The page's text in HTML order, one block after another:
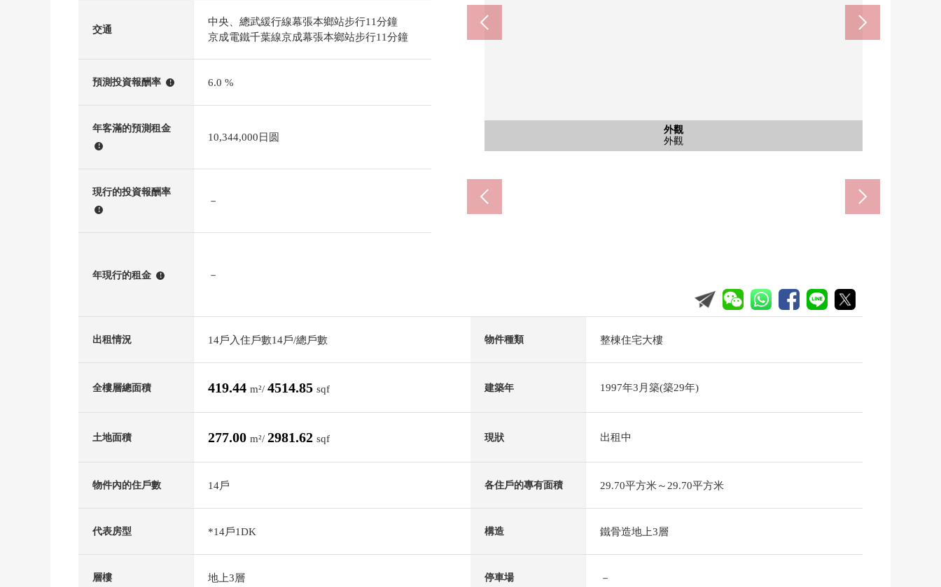
外觀
外觀
外觀
外觀
外觀
外觀
外觀
外觀
共有部分
在1樓以外的走廊
共有部分
在2樓以外的走廊
共有部分
在3樓以外的走廊
共有部分
室外樓梯
共有部分
共有部分
共有部分
垃圾場地
含有前面道路的外觀
前面道路
含有前面道路的外觀
前面道路
幕張本鄉站(JR總武本線)(約820m)
步行11分鐘。
京成幕張本鄉站(京成千葉線)(約820m)
步行11分鐘。
Lawson商店100幕張本鄉商店(約650m)
步行9分鐘。
永旺TOWN幕張西(約740m)
步行10分鐘。
業務超市幕張本鄉商店(約650m)
步行9分鐘。
懷斯市場幕張本鄉商店(約660m)
步行9分鐘。
藥之福太郎幕張本鄉商店(約630m)
步行8分鐘。
交通
中央、總武緩行線幕張本鄉站步行11分鐘
京成電鐵千葉線京成幕張本鄉站步行11分鐘
預測投資報酬率 ! 6.0 %
年客滿的預測租金
!
10,344,000日圆
現行的投資報酬率
!
－
年現行的租金 ! －
出租情況 14戶入住戶數14戶/總戶數 物件種類 整棟住宅大樓
全樓層總面積 419.44 m²/ 4514.85 sqf 建築年 1997年3月築(築29年)
土地面積 277.00 m²/ 2981.62 sqf 現狀 出租中
物件內的住戶數 14戶 各住戶的專有面積 29.70平方米～29.70平方米
代表房型 *14戶1DK 構造 鐵骨造地上3層
層樓 地上3層 停車場 －